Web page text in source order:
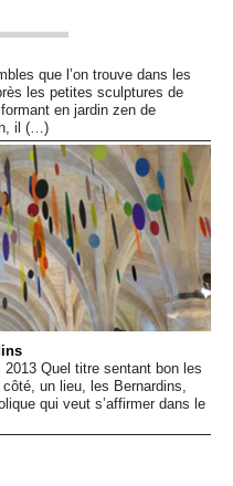
que l’on trouve dans les
les petites sculptures de
en jardin zen de
il (…)
Quel titre sentant bon les
un lieu, les Bernardins,
qui veut s’affirmer dans le